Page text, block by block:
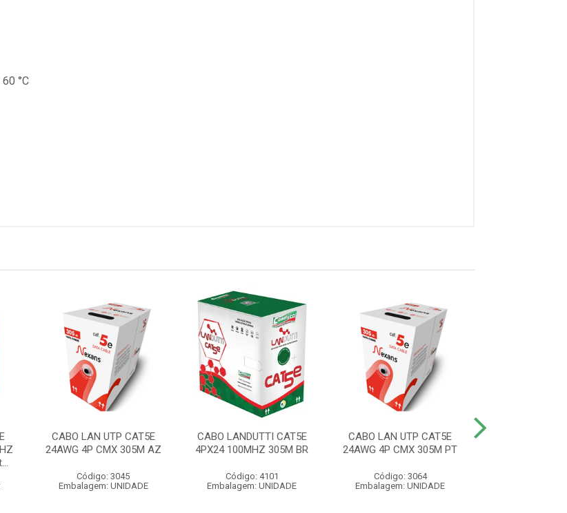
°C
CABO LAN UTP CAT5E
24AWG 4P CMX 305M AZ
Código: 3045
Embalagem: UNIDADE
CABO LANDUTTI CAT5E
4PX24 100MHZ 305M BR
Código: 4101
Embalagem: UNIDADE
CABO LAN UTP CAT5E
24AWG 4P CMX 305M PT
Código: 3064
Embalagem: UNIDADE